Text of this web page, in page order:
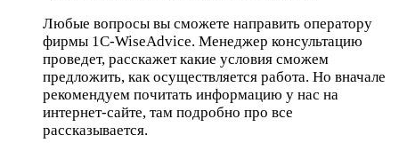
Любые вопросы вы сможете направить оператору
фирмы 1С-WiseAdvice. Менеджер консультацию
проведет, расскажет какие условия сможем
предложить, как осуществляется работа. Но вначале
рекомендуем почитать информацию у нас на
интернет-сайте, там подробно про все
рассказывается.